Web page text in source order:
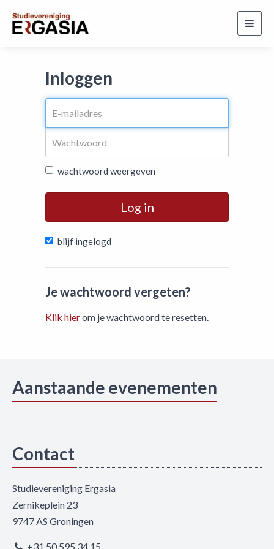
Inloggen
wachtwoord weergeven
Log in
blijf ingelogd
Je wachtwoord vergeten?
Klik hierom je wachtwoord te resetten.
Aanstaande evenementen
Contact
Studievereniging Ergasia
Zernikeplein 23
9747 AS Groningen
+31 50 595 34 15